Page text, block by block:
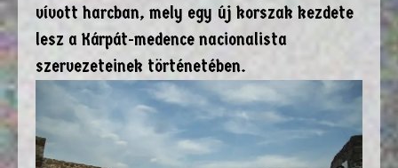
vívott harcban, mely egy új korszak kezdete
lesz a Kárpát-medence nacionalista
szervezeteinek történetében.